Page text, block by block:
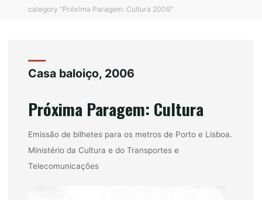
category "Próxima Paragem: Cultura 2009"
Casa baloiço, 2006
Próxima Paragem: Cultura
Emissão de bilhetes para os metros de Porto e Lisboa.
Ministério da Cultura e do Transportes e
Telecomunicações